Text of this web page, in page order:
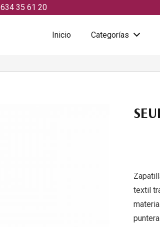
634 35 61 20
Inicio Categorías
textil